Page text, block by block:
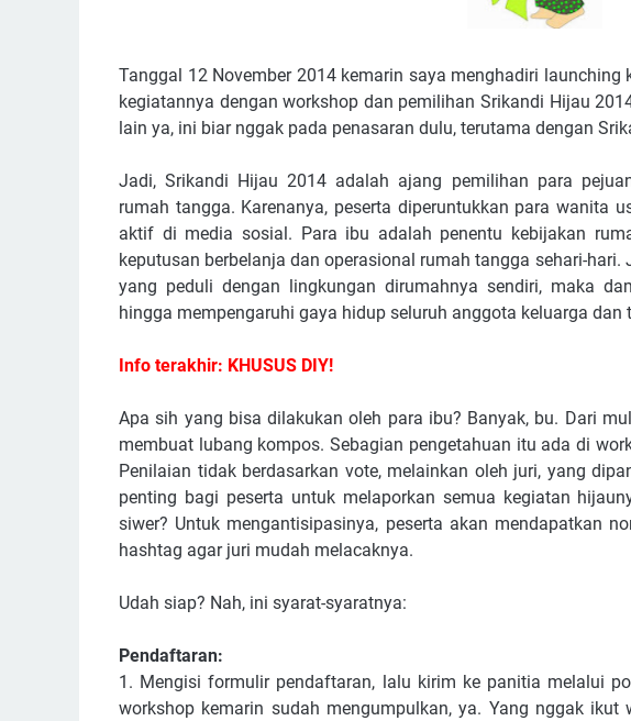
Tanggal 12 November 2014 kemarin saya menghadiri
kegiatannya dengan workshop dan pemilihan Srikandi Hijau
lain ya, ini biar nggak pada penasaran dulu, terutama dengan
Jadi, Srikandi Hijau 2014 adalah ajang pemilihan para
rumah tangga. Karenanya, peserta diperuntukkan para wanita
aktif di media sosial. Para ibu adalah penentu kebijakan
keputusan berbelanja dan operasional rumah tangga sehari-
yang peduli dengan lingkungan dirumahnya sendiri, maka
hingga mempengaruhi gaya hidup seluruh anggota keluarga dan
Info terakhir: KHUSUS DIY!
Apa sih yang bisa dilakukan oleh para ibu? Banyak, bu. Dari
membuat lubang kompos. Sebagian pengetahuan itu ada di
Penilaian tidak berdasarkan vote, melainkan oleh juri, yang
penting bagi peserta untuk melaporkan semua kegiatan
siwer? Untuk mengantisipasinya, peserta akan mendapatkan
hashtag agar juri mudah melacaknya.
Udah siap? Nah, ini syarat-syaratnya:
Pendaftaran:
1. Mengisi formulir pendaftaran, lalu kirim ke panitia melalui
workshop kemarin sudah mengumpulkan, ya. Yang nggak